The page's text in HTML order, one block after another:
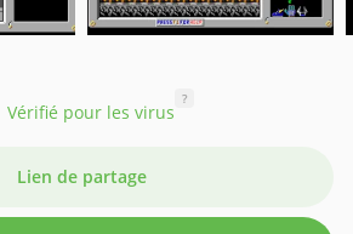
Vérifié pour les virus
?
Lien de partage